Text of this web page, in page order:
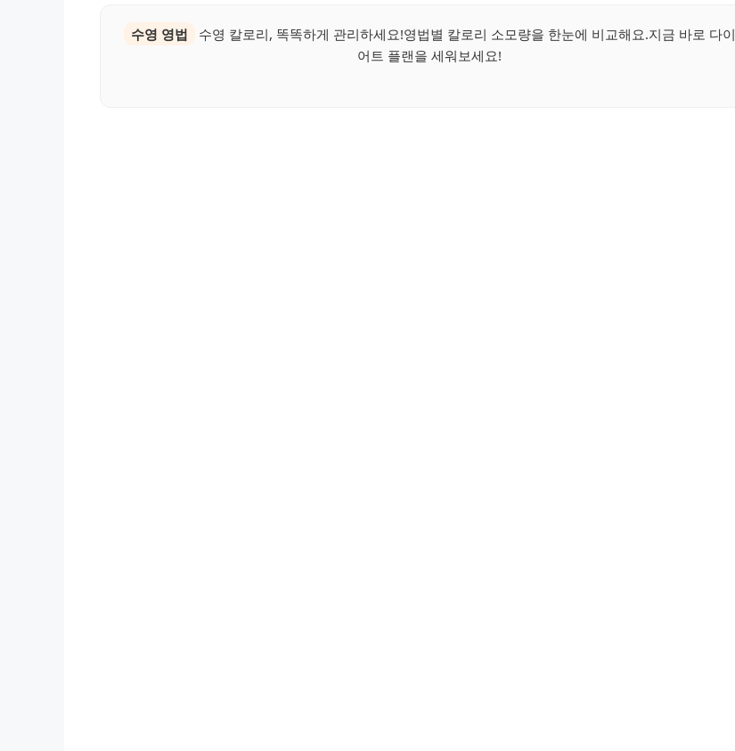
수영 영법
수영 칼로리, 똑똑하게 관리하세요!영법별 칼로리 소모량을 한눈에 비교해요.지금 바로 다이
어트 플랜을 세워보세요!